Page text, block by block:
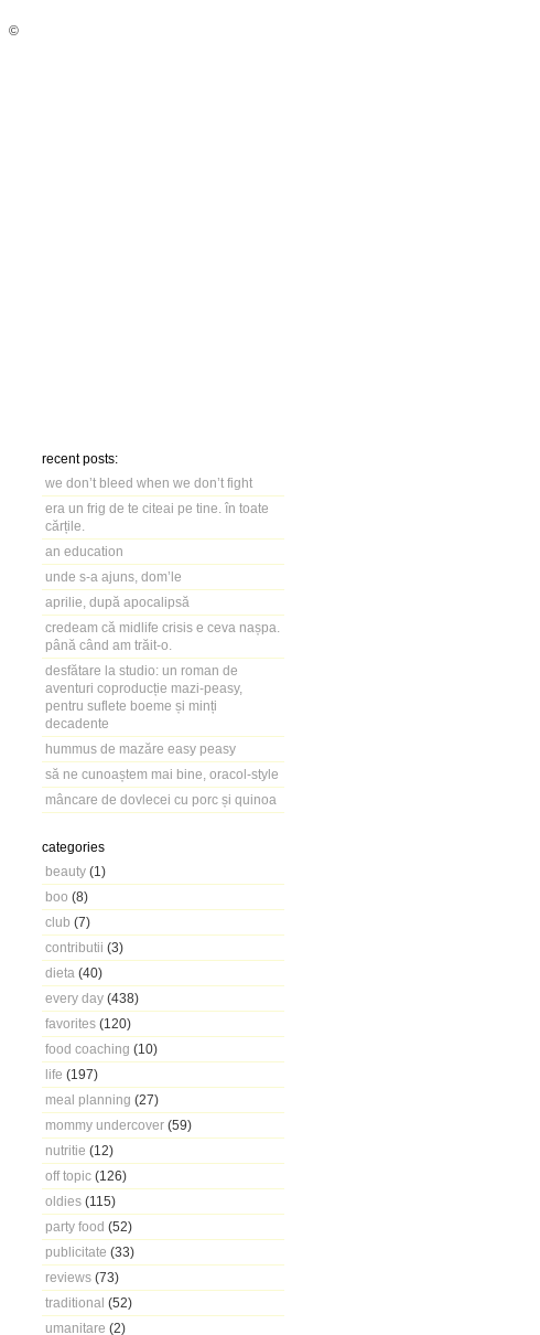
recent posts:
we don’t bleed when we don’t fight
era un frig de te citeai pe tine. în toate
cărțile.
an education
unde s-a ajuns, dom’le
aprilie, după apocalipsă
credeam că midlife crisis e ceva nașpa.
până când am trăit-o.
desfătare la studio: un roman de
aventuri coproducție mazi-peasy,
pentru suflete boeme și minți
decadente
hummus de mazăre easy peasy
să ne cunoaștem mai bine, oracol-style
mâncare de dovlecei cu porc și quinoa
categories
beauty (1)
boo (8)
club (7)
contributii (3)
dieta (40)
every day (438)
favorites (120)
food coaching (10)
life (197)
meal planning (27)
mommy undercover (59)
nutritie (12)
off topic (126)
oldies (115)
party food (52)
publicitate (33)
reviews (73)
traditional (52)
umanitare (2)
©